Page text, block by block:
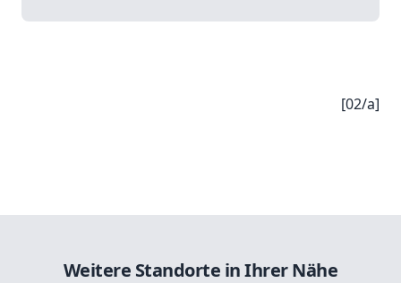
[02/a]
Weitere Standorte in Ihrer Nähe